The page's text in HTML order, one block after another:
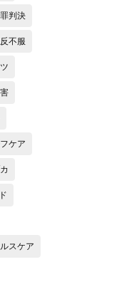
判決
不服
ケア
スケア